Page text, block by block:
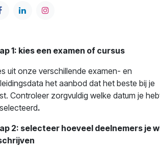
1: kies een examen of cursus
uit onze verschillende examen- en
het aanbod dat het beste bij je
Controleer zorgvuldig welke datum je
.
2: selecteer hoeveel deelnemers je